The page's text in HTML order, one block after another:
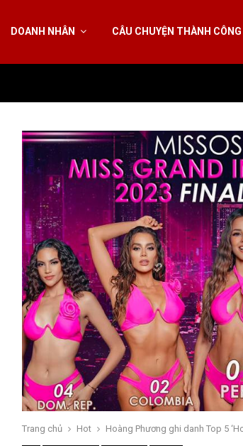
DOANH NHÂN CÂU CHUYỆN THÀNH CÔNG
Trang chủ Hot Hoàng Phương ghi danh Top 5